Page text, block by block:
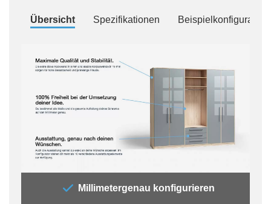
Übersicht Spezifikationen
Millimetergenau konfigurieren